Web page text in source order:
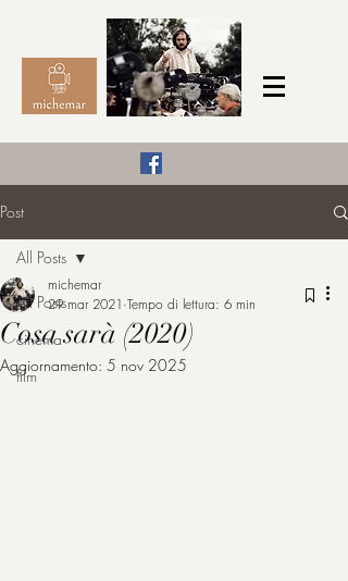
michemar
Post
All Posts
cinema
film
All Posts
Cosa sarà (2020)
michemar
29 mar 2021 Tempo di lettura: 6 min
Aggiornamento: 5 nov 2025